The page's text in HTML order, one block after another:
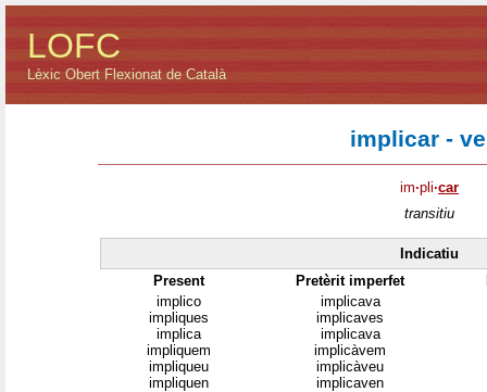
LOFC
Lèxic Obert Flexionat de Català
implicar -
im·pli·car
transitiu
Indicatiu
Present
Pretèrit imperfet
implico
impliques
implica
impliquem
impliqueu
impliquen
implicava
implicaves
implicava
implicàvem
implicàveu
implicaven